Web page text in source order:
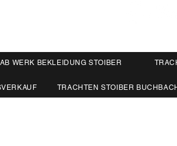
WERK BEKLEIDUNG STOIBER
TRACHTEN STOIBER